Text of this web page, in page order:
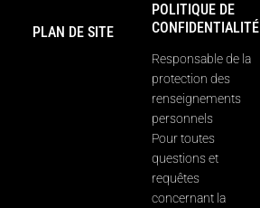
PLAN DE SITE
POLITIQUE DE
CONFIDENTIALITÉ
Responsable de la
protection des
renseignements
personnels
Pour toutes
questions et
requêtes
concernant la